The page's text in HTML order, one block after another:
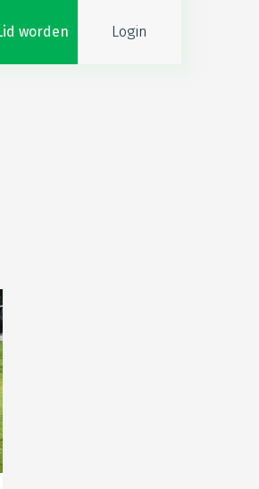
worden Login